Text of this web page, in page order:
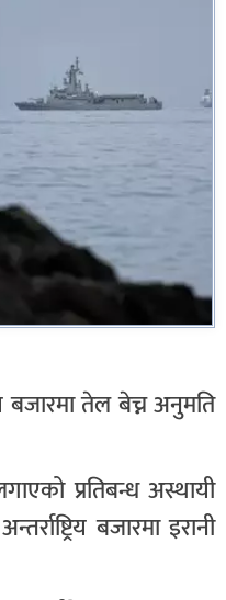
बजारमा तेल बेच्न अनुमति
प्रतिबन्ध अस्थायी
बजारमा इरानी